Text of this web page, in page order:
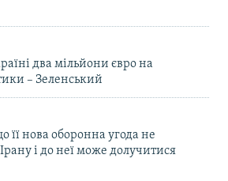
два мільйони євро на
– Зеленський
нова оборонна угода не
і до неї може долучитися